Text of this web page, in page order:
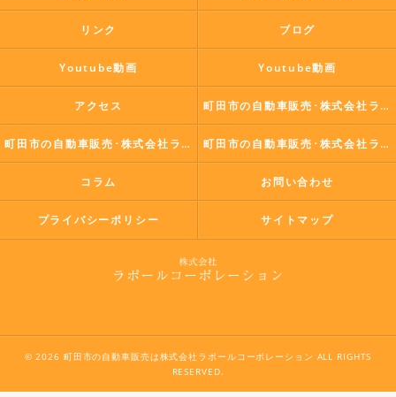
リンク ブログ
Youtube動画 Youtube動画
アクセス 町田市の自動車販売･株式会社ラポールコーポレーションの口コミ情報
町田市の自動車販売･株式会社ラポールコーポレーションの評判 町田市の自動車販売･株式会社ラポールコーポレーションのお客様の声
コラム お問い合わせ
プライバシーポリシー サイトマップ
© 2026 町田市の自動車販売は株式会社ラポールコーポレーション ALL RIGHTS
RESERVED.